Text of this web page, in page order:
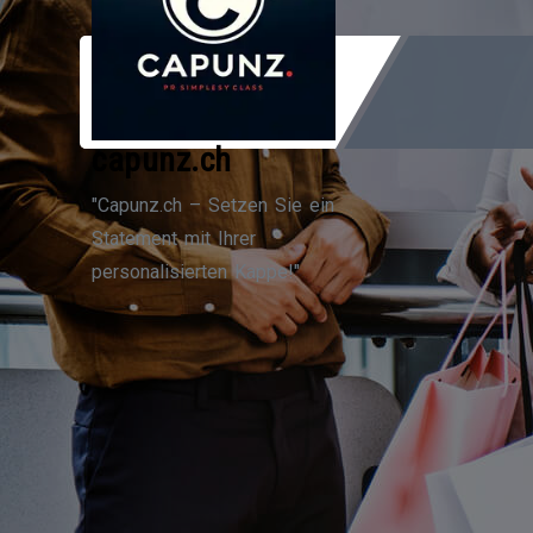
Zum
Inhalt
capunz.ch
"Capunz.ch – Setzen Sie ein
Statement mit Ihrer
personalisierten Kappe!"